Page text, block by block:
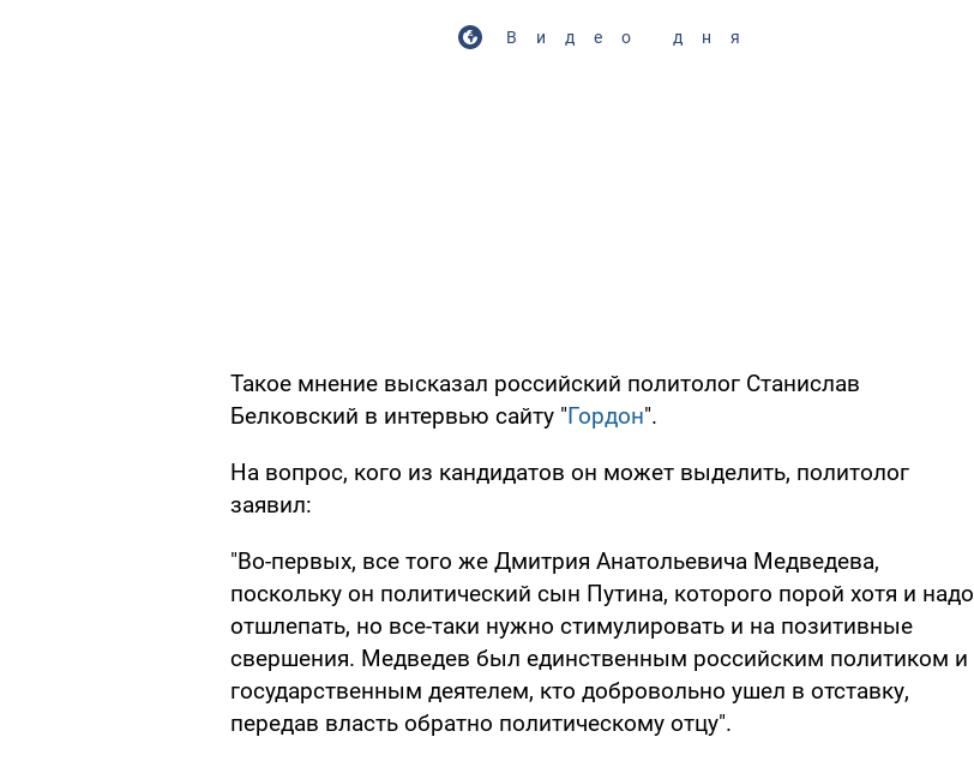
Видео дня
Такое мнение высказал российский политолог Станислав
Белковский в интервью сайту "Гордон".
На вопрос, кого из кандидатов он может выделить, политолог
заявил:
"Во-первых, все того же Дмитрия Анатольевича Медведева,
поскольку он политический сын Путина, которого порой хотя и надо
отшлепать, но все-таки нужно стимулировать и на позитивные
свершения. Медведев был единственным российским политиком и
государственным деятелем, кто добровольно ушел в отставку,
передав власть обратно политическому отцу".